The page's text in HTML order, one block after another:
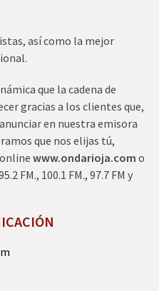
así como la mejor
que la cadena de
gracias a los clientes que,
en nuestra emisora
que nos elijas tú,
www.ondarioja.com o
FM., 100.1 FM., 97.7 FM y